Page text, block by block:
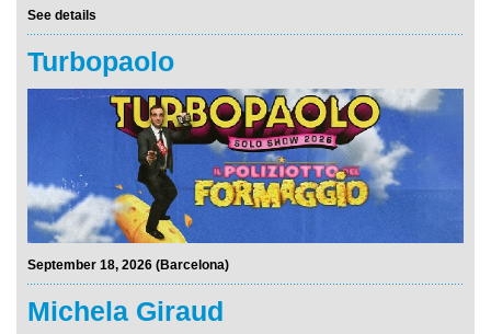
See details
Turbopaolo
September 18, 2026 (Barcelona)
Michela Giraud